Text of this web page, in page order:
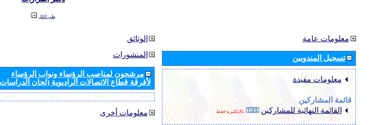
طي الكل
الوثائق
المنشورات
مرشحون لمناصب الرؤساء ونواب الرؤساء
لأفرقة قطاع الاتصالات الراديوية (لجان
معلومات أخرى
معلومات عامة
تسجيل المندوبين
معلومات مفيدة
قائمة المشاركين
القائمة النهائية للمشاركين
بالإنكليزية فقط